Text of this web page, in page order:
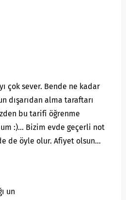
çok sever. Bende ne kadar
dışarıdan alma taraftarı
bu tarifi öğrenme
:)… Bizim evde geçerli not
de öyle olur. Afiyet olsun…
un